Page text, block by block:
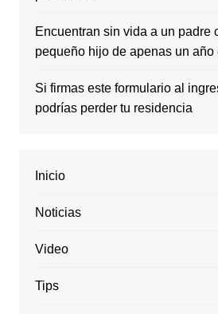
Encuentran sin vida a un padre
pequeño hijo de apenas un año
Si firmas este formulario al
podrías perder tu residencia
Inicio
Noticias
Video
Tips